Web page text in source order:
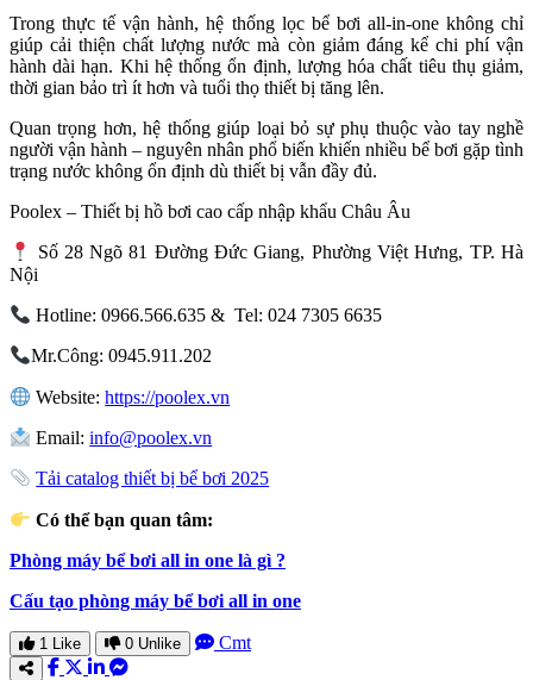
Trong thực tế vận hành, hệ thống lọc bể bơi all-in-one không chỉ
giúp cải thiện chất lượng nước mà còn giảm đáng kể chi phí vận
hành dài hạn. Khi hệ thống ổn định, lượng hóa chất tiêu thụ giảm,
thời gian bảo trì ít hơn và tuổi thọ thiết bị tăng lên.
Quan trọng hơn, hệ thống giúp loại bỏ sự phụ thuộc vào tay nghề
người vận hành – nguyên nhân phổ biến khiến nhiều bể bơi gặp tình
trạng nước không ổn định dù thiết bị vẫn đầy đủ.
Poolex – Thiết bị hồ bơi cao cấp nhập khẩu Châu Âu
Số 28 Ngõ 81 Đường Đức Giang, Phường Việt Hưng, TP. Hà
Nội
Hotline: 0966.566.635 & Tel: 024 7305 6635
Mr.Công: 0945.911.202
Website:https://poolex.vn
Email:info@poolex.vn
Tải catalog thiết bị bể bơi 2025
Có thể bạn quan tâm:
Phòng máy bể bơi all in one là gì ?
Cấu tạo phòng máy bể bơi all in one
1 Like 0 Unlike Cmt